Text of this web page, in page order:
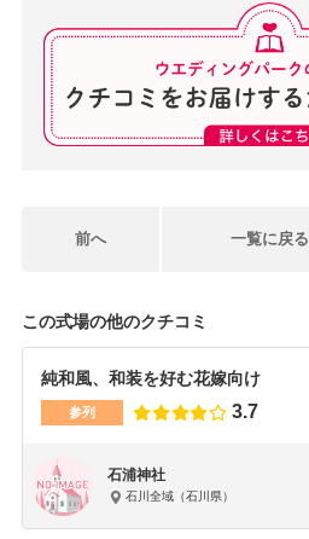
前へ 一覧に戻る
この式場の他のクチコミ
純和風、和装を好む花嫁向け
参列 3.7
石浦神社
石川全域（石川県）